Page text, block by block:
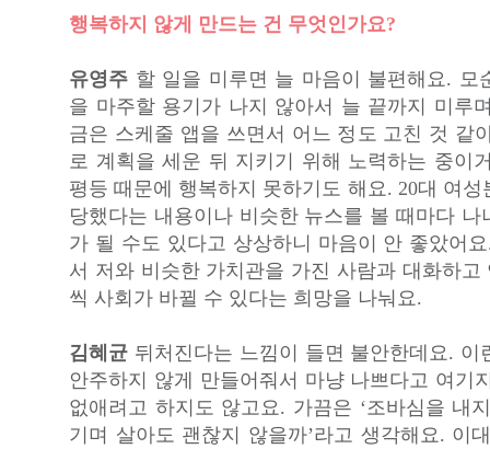
행복하지 않게 만드는 건 무엇인가요?
유영주 할 일을 미루면 늘 마음이 불편해요. 모
을 마주할 용기가 나지 않아서 늘 끝까지 미루
금은 스케줄 앱을 쓰면서 어느 정도 고친 것 같
로 계획을 세운 뒤 지키기 위해 노력하는 중이
평등 때문에 행복하지 못하기도 해요. 20대 여성
당했다는 내용이나 비슷한 뉴스를 볼 때마다 나
가 될 수도 있다고 상상하니 마음이 안 좋았어
서 저와 비슷한 가치관을 가진 사람과 대화하고
씩 사회가 바뀔 수 있다는 희망을 나눠요.
김혜균 뒤처진다는 느낌이 들면 불안한데요. 이
안주하지 않게 만들어줘서 마냥 나쁘다고 여기
없애려고 하지도 않고요. 가끔은 ‘조바심을 내
기며 살아도 괜찮지 않을까’라고 생각해요. 이